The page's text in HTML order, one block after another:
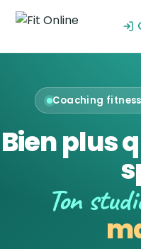
Coaching
Bien plus
Ton